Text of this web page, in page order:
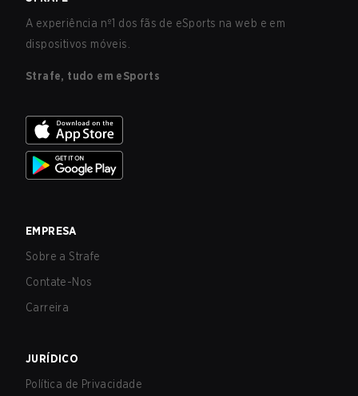
A experiência nº1 dos fãs de eSports na web e em
dispositivos móveis.
Strafe, tudo em eSports
EMPRESA
Sobre a Strafe
Contate-Nos
Carreira
JURÍDICO
Política de Privacidade